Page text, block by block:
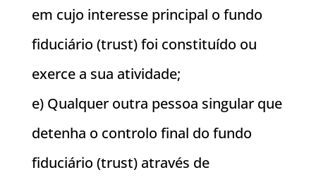
em cujo interesse principal o fundo
fiduciário (trust) foi constituído ou
exerce a sua atividade;
e) Qualquer outra pessoa singular que
detenha o controlo final do fundo
fiduciário (trust) através de